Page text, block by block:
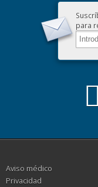
para
Aviso médico
Privacidad